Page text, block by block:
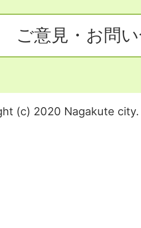
ご意見・お問
(c) 2020 Nagakute